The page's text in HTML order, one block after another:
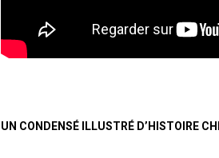
UN CONDENSÉ ILLUSTRÉ D’HISTOIRE